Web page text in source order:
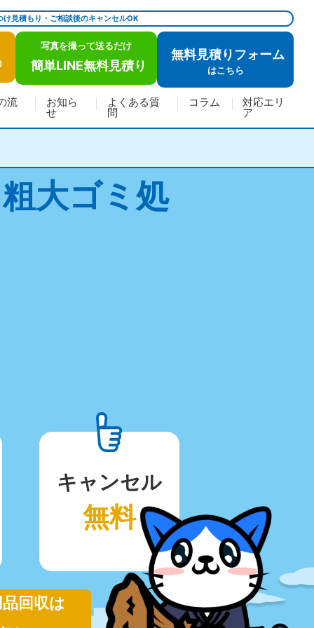
流
お知ら
せ
よくある質
問
コラム
対応エリ
ア
見積もり・ご相談後のキャンセルOK
写真を撮って送るだけ
簡単LINE無料見積り
無料見積りフォーム
はこちら
大ゴミ処
キャンセル
無料
回収は